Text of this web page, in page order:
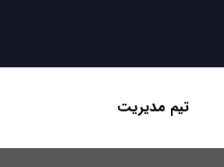
تیم مدیریت